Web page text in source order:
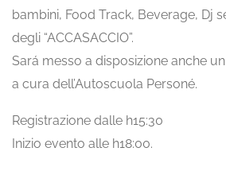
bambini, Food Track, Beverage, Dj
degli “ACCASACCIO”.
Sará messo a disposizione anche
a cura dell’Autoscuola Personé.
Registrazione dalle h15:30
Inizio evento alle h18:00.